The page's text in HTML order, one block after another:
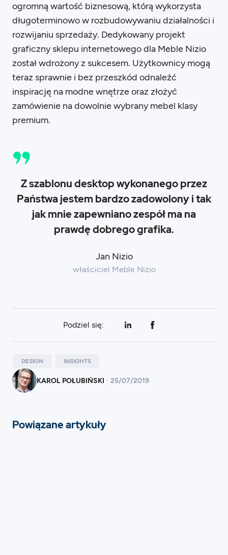
ogromną wartość biznesową, którą wykorzysta
długoterminowo w rozbudowywaniu działalności i
rozwijaniu sprzedaży. Dedykowany projekt
graficzny sklepu internetowego dla Meble Nizio
został wdrożony z sukcesem. Użytkownicy mogą
teraz sprawnie i bez przeszkód odnaleźć
inspirację na modne wnętrze oraz złożyć
zamówienie na dowolnie wybrany mebel klasy
premium.
Z szablonu desktop wykonanego przez
Państwa jestem bardzo zadowolony i tak
jak mnie zapewniano zespół ma na
prawdę dobrego grafika.
Jan Nizio
właściciel Meble Nizio
Podziel się:
KAROL POŁUBIŃSKI · 25/07/2019
DESIGN INSIGHTS
Powiązane artykuły